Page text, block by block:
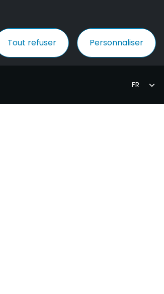
Tout refuser Personnaliser